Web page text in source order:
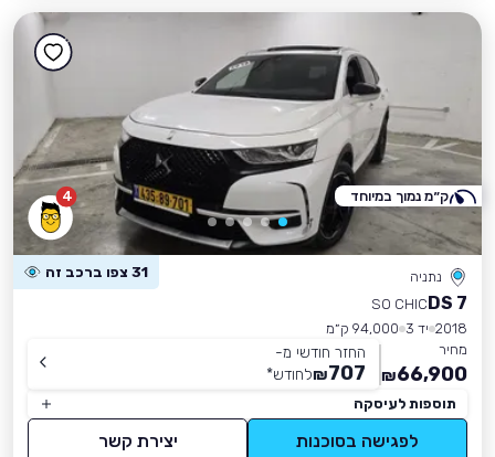
4
נתניה 31 צפו ברכב זה
DS 7
SO CHIC
2018 יד 3
94,000 ק״מ
מחיר
66,900
₪
החזר חודשי מ-
707
₪לחודש*
תוספות לעיסקה
לפגישה בסוכנות יצירת קשר
ק״מ נמוך במיוחד